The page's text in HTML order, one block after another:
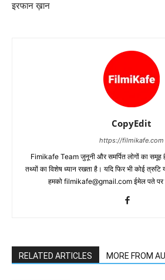
इरफान ख़ान
CopyEdit
https://filmikafe.com
Fimikafe Team जुनूनी और समर्पित लोगों का समूह
तथ्‍यों का विशेष ध्‍यान रखता है। यदि फिर भी कोई
हमको filmikafe@gmail.com ईमेल पते
RELATED ARTICLES MORE FROM